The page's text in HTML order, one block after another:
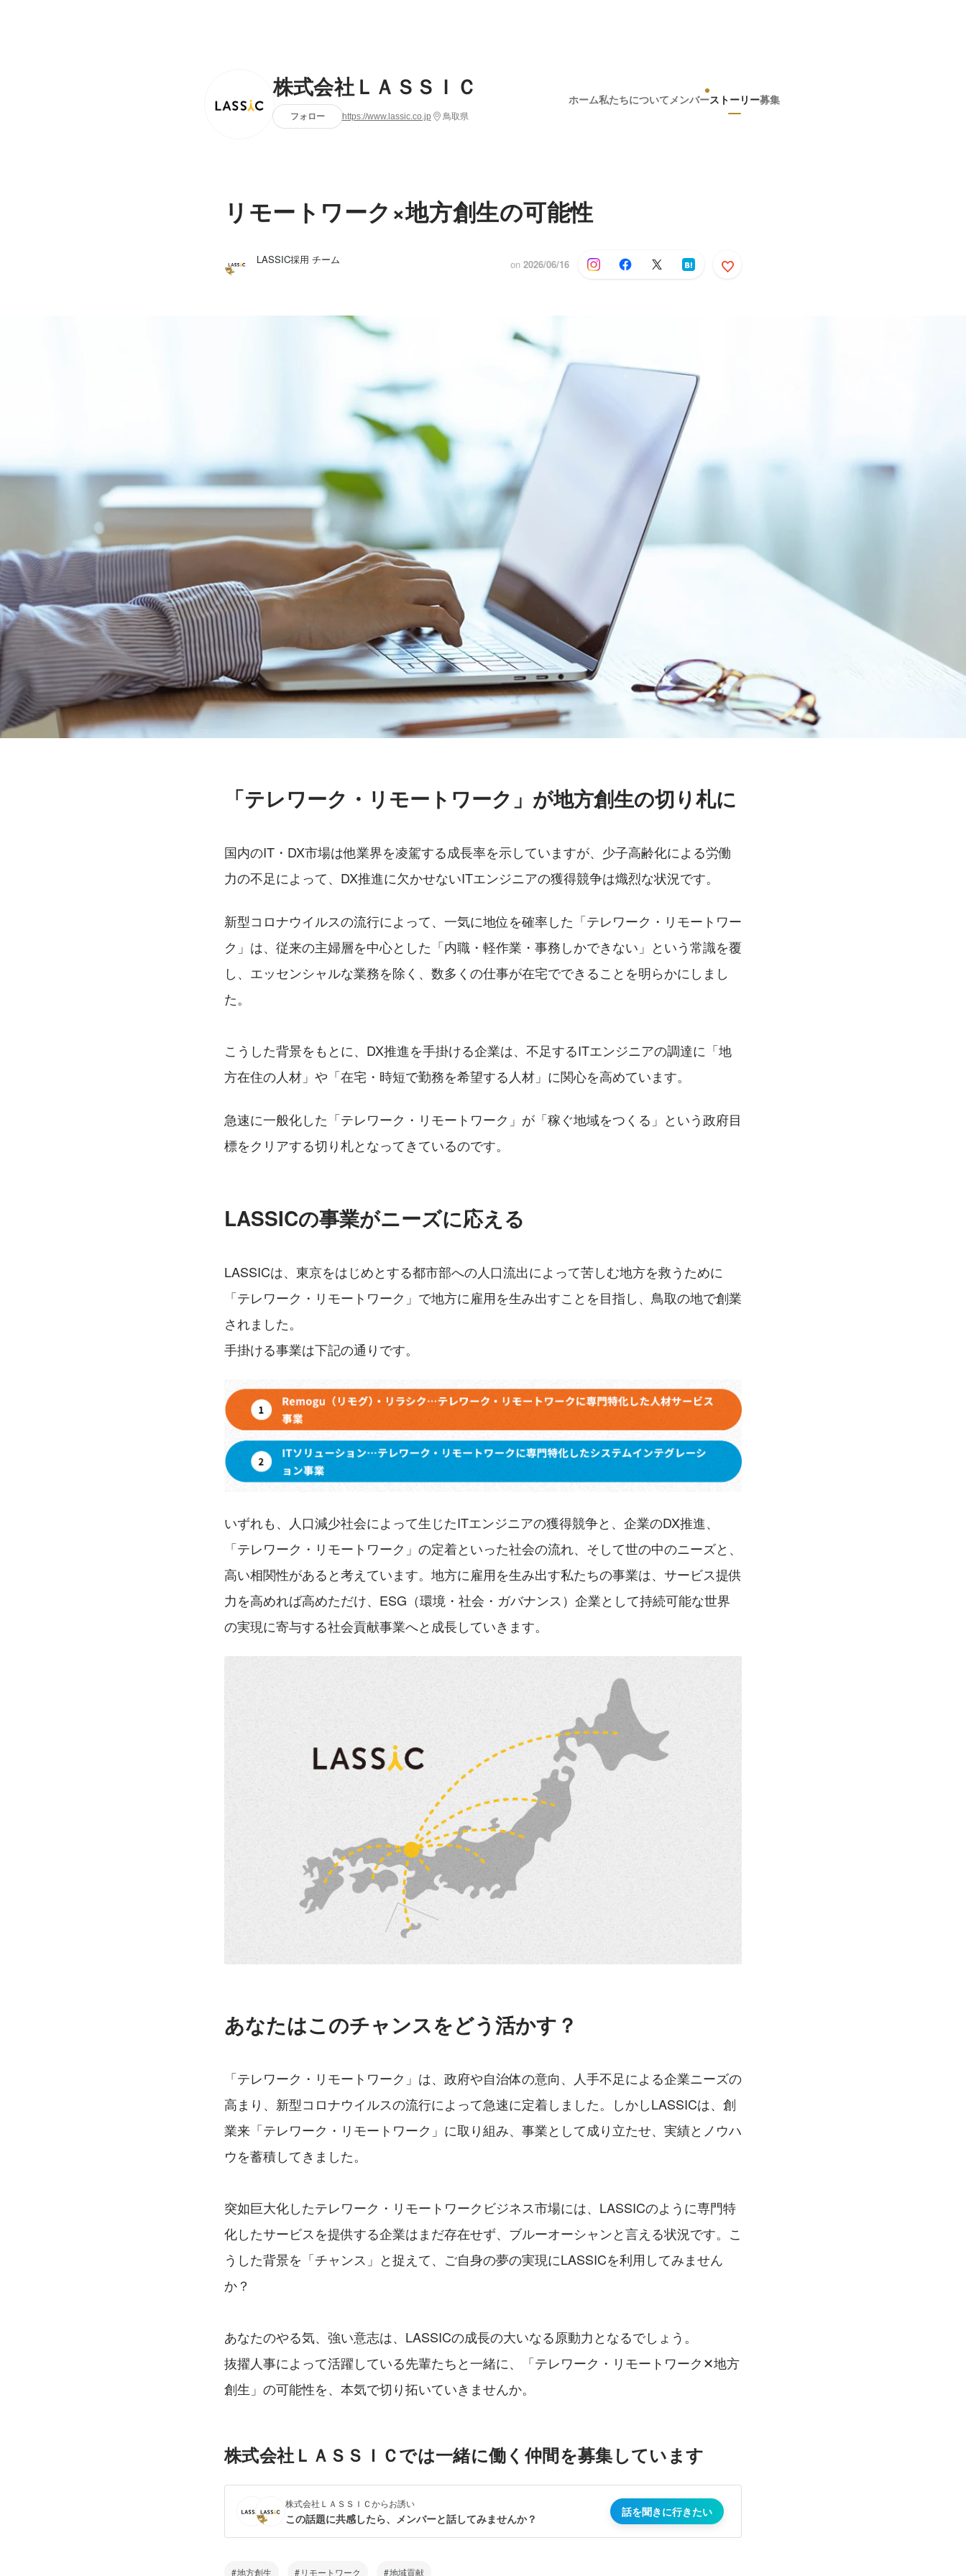
株式会社ＬＡＳＳＩＣ
フォロー https://www.lassic.co.jp 鳥取県
ホーム私たちについて メンバーストーリー募集
リモートワーク×地方創生の可能性
LASSIC採用 チーム on 2026/06/16
「テレワーク・リモートワーク」が地方創生の切り札に
国内のIT・DX市場は他業界を凌駕する成長率を示していますが、少子高齢化による労働
力の不足によって、DX推進に欠かせないITエンジニアの獲得競争は熾烈な状況です。
新型コロナウイルスの流行によって、一気に地位を確率した「テレワーク・リモートワー
ク」は、従来の主婦層を中心とした「内職・軽作業・事務しかできない」という常識を覆
し、エッセンシャルな業務を除く、数多くの仕事が在宅でできることを明らかにしまし
た。
こうした背景をもとに、DX推進を手掛ける企業は、不足するITエンジニアの調達に「地
方在住の人材」や「在宅・時短で勤務を希望する人材」に関心を高めています。
急速に一般化した「テレワーク・リモートワーク」が「稼ぐ地域をつくる」という政府目
標をクリアする切り札となってきているのです。
LASSICの事業がニーズに応える
LASSICは、東京をはじめとする都市部への人口流出によって苦しむ地方を救うために
「テレワーク・リモートワーク」で地方に雇用を生み出すことを目指し、鳥取の地で創業
されました。
手掛ける事業は下記の通りです。
いずれも、人口減少社会によって生じたITエンジニアの獲得競争と、企業のDX推進、
「テレワーク・リモートワーク」の定着といった社会の流れ、そして世の中のニーズと、
高い相関性があると考えています。地方に雇用を生み出す私たちの事業は、サービス提供
力を高めれば高めただけ、ESG（環境・社会・ガバナンス）企業として持続可能な世界
の実現に寄与する社会貢献事業へと成長していきます。
あなたはこのチャンスをどう活かす？
「テレワーク・リモートワーク」は、政府や自治体の意向、人手不足による企業ニーズの
高まり、新型コロナウイルスの流行によって急速に定着しました。しかしLASSICは、創
業来「テレワーク・リモートワーク」に取り組み、事業として成り立たせ、実績とノウハ
ウを蓄積してきました。
突如巨大化したテレワーク・リモートワークビジネス市場には、LASSICのように専門特
化したサービスを提供する企業はまだ存在せず、ブルーオーシャンと言える状況です。こ
うした背景を「チャンス」と捉えて、ご自身の夢の実現にLASSICを利用してみません
か？
あなたのやる気、強い意志は、LASSICの成長の大いなる原動力となるでしょう。
抜擢人事によって活躍している先輩たちと一緒に、「テレワーク・リモートワーク✕地方
創生」の可能性を、本気で切り拓いていきませんか。
株式会社ＬＡＳＳＩＣでは一緒に働く仲間を募集しています
株式会社ＬＡＳＳＩＣからお誘い
この話題に共感したら、メンバーと話してみませんか？ 話を聞きに行きたい
LASSIC採用 チーム
株式会社ＬＡＳＳＩＣ /
地方創生 リモートワーク 地域貢献